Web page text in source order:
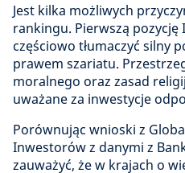
Jest kilka możliwych
rankingu. Pierwszą
częściowo tłumaczyć silny
prawem szariatu.
moralnego oraz zasad
uważane za inwestycje
Porównując wnioski z
Inwestorów z danymi z
zauważyć, że w krajach o